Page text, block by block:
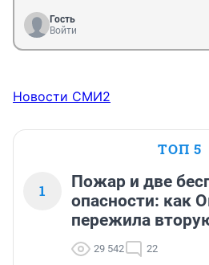
Гость
Войти
Новости СМИ2
ТОП 5
1
Пожар и две
опасности: как
пережила
29 542 22